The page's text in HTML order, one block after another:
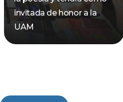
invitada de honor a la
UAM